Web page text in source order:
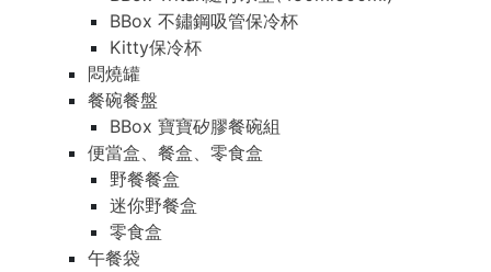
BBox 不鏽鋼吸管保冷杯
Kitty保冷杯
悶燒罐
餐碗餐盤
BBox 寶寶矽膠餐碗組
便當盒、餐盒、零食盒
野餐餐盒
迷你野餐盒
零食盒
午餐袋